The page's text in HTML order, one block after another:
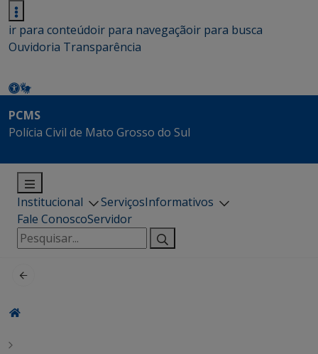
ir para conteúdoir para navegaçãoir para busca
Ouvidoria Transparência
PCMS
Polícia Civil de Mato Grosso do Sul
Institucional ServiçosInformativos
Fale ConoscoServidor
Pesquisar
por: